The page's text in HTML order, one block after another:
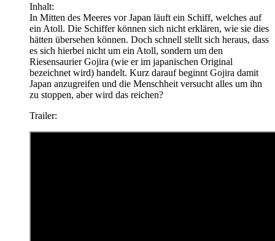
Inhalt:
In Mitten des Meeres vor Japan läuft ein Schiff, welches auf
ein Atoll. Die Schiffer können sich nicht erklären, wie sie dies
hätten übersehen können. Doch schnell stellt sich heraus, dass
es sich hierbei nicht um ein Atoll, sondern um den
Riesensaurier Gojira (wie er im japanischen Original
bezeichnet wird) handelt. Kurz darauf beginnt Gojira damit
Japan anzugreifen und die Menschheit versucht alles um ihn
zu stoppen, aber wird das reichen?
Trailer: